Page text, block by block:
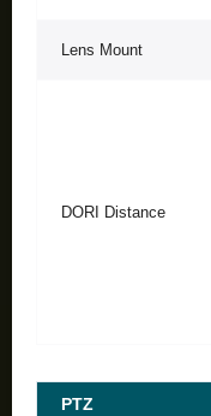
Lens Mount
DORI Distance
PTZ